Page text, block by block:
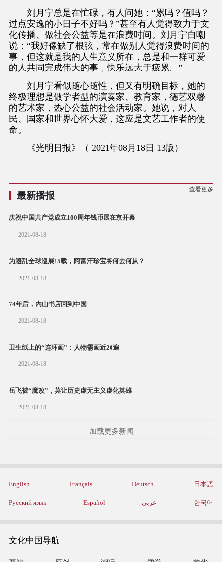
刘月宁总是在忙碌，有人问她：“累吗？值吗？
过点安逸的小日子不好吗？”甚至有人觉得致力于文
化传播、做社会公益等是在浪费时间。刘月宁自嘲
说：“我好像缺了根弦，常在做别人觉得浪费时间的
事，但这就是我的人生意义所在，总是和一群可爱
的人共同完成伟大的事，快乐远大于疲累。”
刘月宁看似随心随性，但又有明确目标，她的
终极理想是做学者型的演奏家、教育家，德艺双馨
的艺术家，热心公益的社会活动家。她说，对人
民、国家和世界心怀大爱，这应是文艺工作者的使
命。
《光明日报》（ 2021年08月18日 13版）
最新播报
查看更多
庆祝中国共产党成立100周年钱币展在京开幕
2021-08-18
为避乱全球巡展15载，阿富汗珍宝将何去何从？
2021-08-18
74年后，内山书店回到中国
2021-08-18
卫生纸上的“连环画”：人物需画近20遍
2021-08-18
岳飞被“魔改”，莫让历史虚无主义虚化英雄
2021-08-18
加载更多新闻
English Français Deutsch 日本語
Русский язык Español عربي 한국어
文化中国导航